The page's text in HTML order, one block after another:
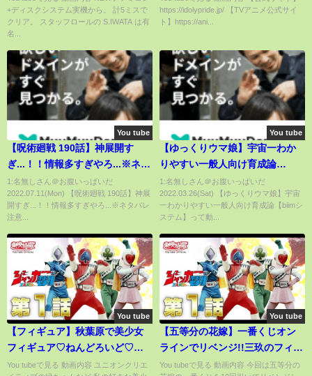
+ディスクシステム実機から。 計5ミスで
クリア。 スタッフロールの S.IWATA は有
名...
楽しくなってくの！」
https://idolypride.jp/ 【TVアニメ公式サイ
ト】https://ani...
You tube
【呪術廻戦 190話】神展開す
ぎ...！！情報多すぎやろ...※ネタ
バレ注意
1:名無しさん＠お腹いっぱいだ
2022.07.11(Mon) 【呪術廻戦 190話】神展
開すぎ...！！情報多すぎやろ...※ネタバレ
注意...
You tube
【ゆっくりウマ娘】宇宙一わか
りやすい一般人向け育成論
【biimシステム】
1:名無しさん＠お腹いっぱいだ
2022.03.26(Sat) 【ゆっくりウマ娘】宇宙
一わかりやすい一般人向け育成論【biimシ
ステム】って動...
You tube
【フィギュア】秋葉原で美少女
フィギュア♡ねんどろいど♡デ
コマス撮影したよ
You tubeで見る 動画内容 ユニオンクリエ
You tube
【五等分の花嫁】一番くじオン
ラインでリベンジ!!三玖のフィギ
ュアを狙って10回勝負！
You tubeで見る 動画内容 今回は五等分の